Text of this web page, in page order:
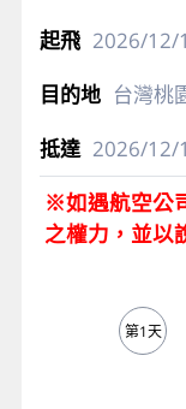
2026/12/
台灣桃
2026/12/
※如遇航空公
之權力，並以
第1天